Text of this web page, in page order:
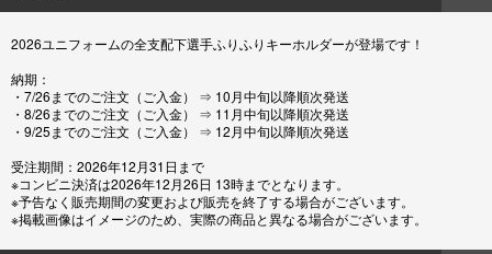
2026ユニフォームの全支配下選手ふりふりキーホルダーが登場です！
納期：
・7/26までのご注文（ご入金） ⇒ 10月中旬以降順次発送
・8/26までのご注文（ご入金） ⇒ 11月中旬以降順次発送
・9/25までのご注文（ご入金） ⇒ 12月中旬以降順次発送
受注期間：2026年12月31日まで
※コンビニ決済は2026年12月26日 13時までとなります。
※予告なく販売期間の変更および販売を終了する場合がございます。
※掲載画像はイメージのため、実際の商品と異なる場合がございます。